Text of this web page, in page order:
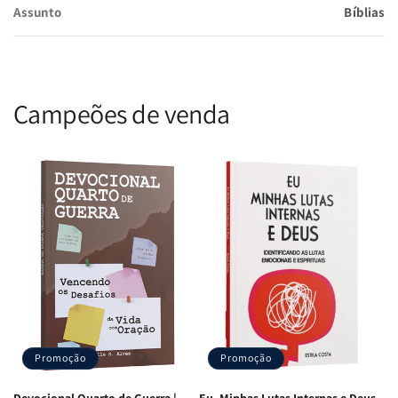
Assunto Bíblias
Campeões de venda
Promoção Promoção